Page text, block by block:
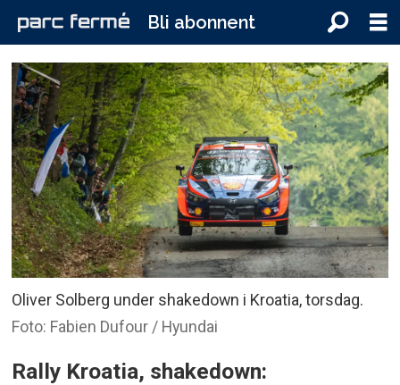
Bli abonnent
Oliver Solberg under shakedown i Kroatia, torsdag.
Foto: Fabien Dufour / Hyundai
Rally Kroatia, shakedown: